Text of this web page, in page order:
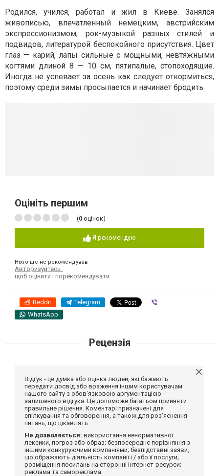
Родился, учился, работал и жил в Киеве. Занялся
живописью, впечатленный немецким, австрийским
экспрессионизмом, рок-музыкой разных стилей и
подвидов, литературой беспокойного присутствия. Цвет
глаз — карий, лапы сильные с мощными, невтяжными
когтями длиной 8 — 10 см, пятипалые, стопоходящие.
Иногда не успевает за осень как следует откормиться,
поэтому среди зимы просыпается и начинает бродить.
Оцініть першим
(0 оцінок)
Я рекомендую
Ніхто ще не рекомендував
Авторизуйтесь
щоб оцінити і порекомендувати
Reddit Telegram
WhatsApp
Рецензія
Відгук - це думка або оцінка людей, які бажають
передати досвід або враження іншим користувачам
нашого сайту з обов'язковою аргументацією
залишеного відгука. Це допоможе багатьом прийняти
правильне рішення. Коментарі призначені для
спілкування та обговорення, а також для роз'яснення
питань, що цікавлять.
Не дозволяється: використання ненормативної
лексики, погроз або образ; безпосереднє порівняння з
іншими конкуруючими компаніями; безпідставні заяви,
що ображають діяльність компанії і / або її послуги;
розміщення посилань на сторонні інтернет-ресурси;
реклама та самореклама.